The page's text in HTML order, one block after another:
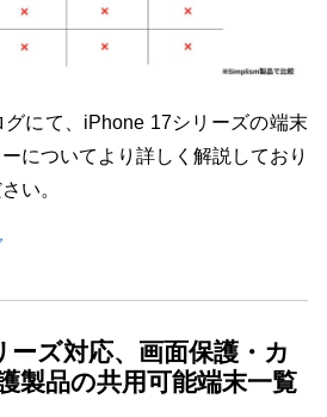
にて、iPhone 17シリーズの端末
についてより詳しく解説しており
い。
ズ対応、画面保護・カ
製品の共用可能端末一覧